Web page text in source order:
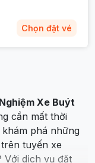
Chọn đặt vé
Xe Buýt
cần mất thời
phá những
tuyến xe
Với dịch vụ đặt